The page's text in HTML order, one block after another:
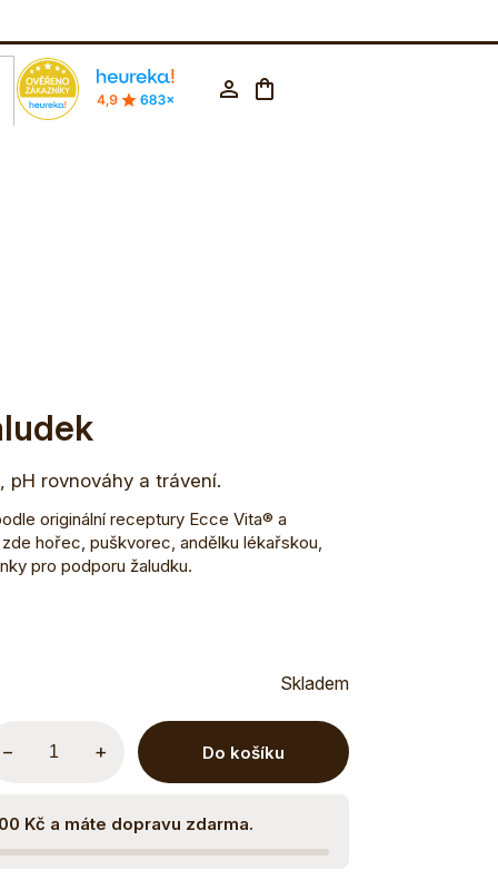
pH rovnováhy a trávení.
originální receptury Ecce Vita® a
hořec, puškvorec, andělku lékařskou,
pro podporu žaludku.
Skladem
+
− Do košíku
Kč a máte dopravu zdarma.